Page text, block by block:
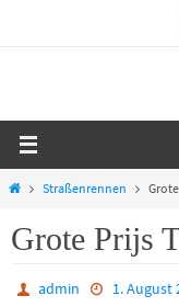
StartStraßenrennen
Grote Prijs
admin 1. August